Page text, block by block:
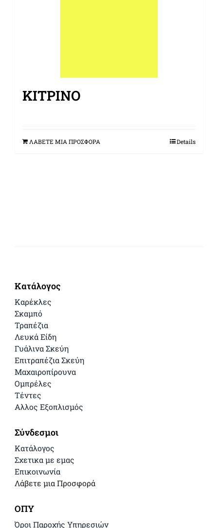
ΚΊΤΡΙΝΟ
ΛΑΒΕΤΕ ΜΙΑ ΠΡΟΣΦΟΡΑ Details
Κατάλογος
Καρέκλες
Σκαμπό
Τραπέζια
Λευκά Είδη
Γυάλινα Σκεύη
Επιτραπέζια Σκεύη
Μαχαιροπίρουνα
Ομπρέλες
Τέντες
Αλλος Εξοπλισμός
Σύνδεσμοι
Κατάλογος
Σχετικα με εμας
Επικοινωνία
Λάβετε μια Προσφορά
ΟΠΥ
Όροι Παροχής Υπηρεσιών